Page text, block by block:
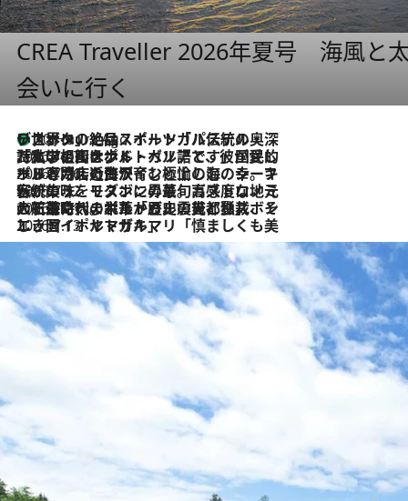
CREA Traveller 2026年夏号 海風と
会いに行く
10 Hours Ago
リスボンの絶品スイーツ「パステル・デ・ナタ」とは？ポルトガル伝統の奥深い世界へ
2026.7.27
「私の祖国はポルトガル語です」国民的詩人フェルナンド・ペソアと、彼が愛した文学の街を歩く
2026.7.26
ポルトガル近海が育む極上の海の幸。キリリと冷えた白ワインと愉しむ、シーフード専門店の贅沢
2026.7.22
伝統の味をモダンに昇華。高感度な地元客が集う、リスボンの最旬ガストロノミー
2026.7.21
大航海時代の栄華から、震災、独裁、そして革命へ。ポルトガル・首都リスボンの石畳に刻まれた「歴史の光と影」
2026.7.13
エッセイ・ヤマザキマリ「慎ましくも美しき国 ポルトガル」